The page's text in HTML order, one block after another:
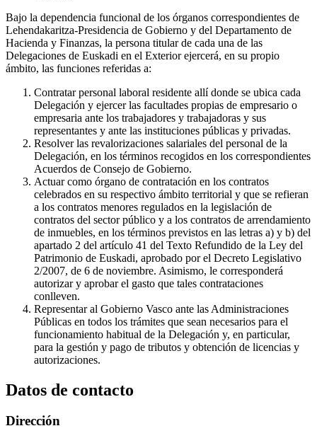
Bajo la dependencia funcional de los órganos correspondientes de
Lehendakaritza-Presidencia de Gobierno y del Departamento de
Hacienda y Finanzas, la persona titular de cada una de las
Delegaciones de Euskadi en el Exterior ejercerá, en su propio
ámbito, las funciones referidas a:
Contratar personal laboral residente allí donde se ubica cada
Delegación y ejercer las facultades propias de empresario o
empresaria ante los trabajadores y trabajadoras y sus
representantes y ante las instituciones públicas y privadas.
Resolver las revalorizaciones salariales del personal de la
Delegación, en los términos recogidos en los correspondientes
Acuerdos de Consejo de Gobierno.
Actuar como órgano de contratación en los contratos
celebrados en su respectivo ámbito territorial y que se refieran
a los contratos menores regulados en la legislación de
contratos del sector público y a los contratos de arrendamiento
de inmuebles, en los términos previstos en las letras a) y b) del
apartado 2 del artículo 41 del Texto Refundido de la Ley del
Patrimonio de Euskadi, aprobado por el Decreto Legislativo
2/2007, de 6 de noviembre. Asimismo, le corresponderá
autorizar y aprobar el gasto que tales contrataciones
conlleven.
Representar al Gobierno Vasco ante las Administraciones
Públicas en todos los trámites que sean necesarios para el
funcionamiento habitual de la Delegación y, en particular,
para la gestión y pago de tributos y obtención de licencias y
autorizaciones.
Datos de contacto
Dirección